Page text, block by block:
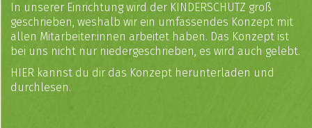
In unserer Einrichtung wird der KINDERSCHUTZ groß
geschrieben, weshalb wir ein umfassendes Konzept mit
allen Mitarbeiter:innen arbeitet haben. Das Konzept ist
bei uns nicht nur niedergeschrieben, es wird auch gelebt.
HIER kannst du dir das Konzept herunterladen und
durchlesen.